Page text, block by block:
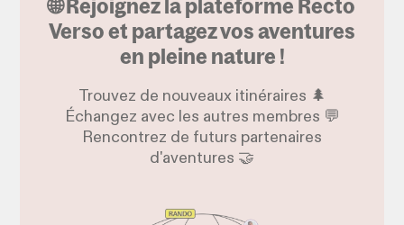
Verso et partagez vos aventures
en pleine nature !
Trouvez de nouveaux itinéraires 🌲
Échangez avec les autres membres 💬
Rencontrez de futurs partenaires
d'aventures 🤝